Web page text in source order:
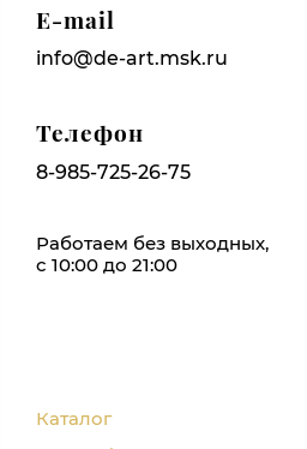
E-mail
info@de-art.msk.ru
Телефон
8-985-725-26-75
Работаем без выходных,
с 10:00 до 21:00
Каталог